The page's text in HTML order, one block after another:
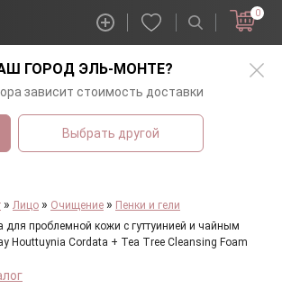
0
ГОРОД ЭЛЬ-МОНТЕ?
зависит стоимость доставки
Выбрать другой
Лицо Очищение
Пенки и гели
проблемной кожи с гуттуинией и чайным
Houttuynia Cordata + Tea Tree Cleansing Foam